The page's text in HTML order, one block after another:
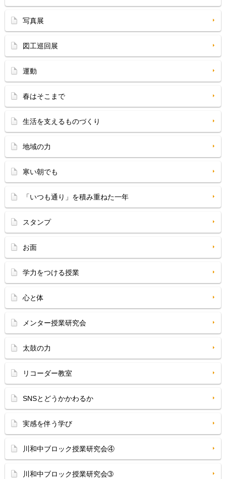
写真展
図工巡回展
運動
春はそこまで
生活を支えるものづくり
地域の力
寒い朝でも
「いつも通り」を積み重ねた一年
スタンプ
お面
学力をつける授業
心と体
メンター授業研究会
太鼓の力
リコーダー教室
SNSとどうかかわるか
実感を伴う学び
川和中ブロック授業研究会④
川和中ブロック授業研究会➂